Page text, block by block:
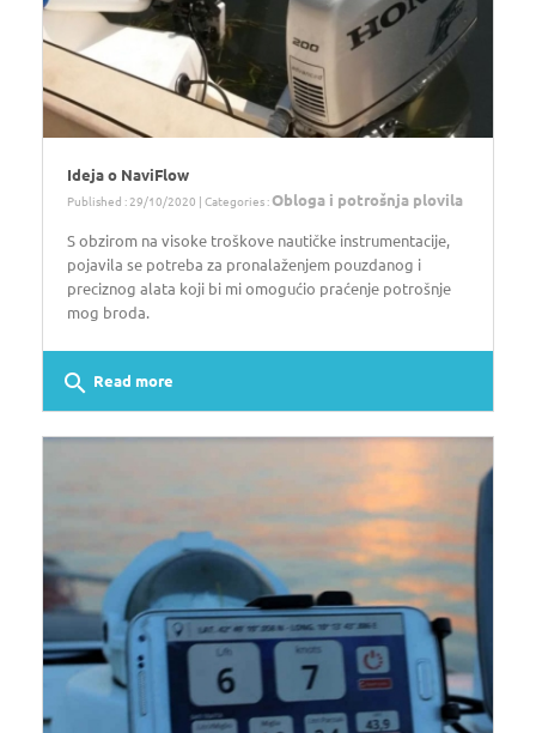
Ideja o NaviFlow
Published : 29/10/2020 | Categories :Obloga i potrošnja plovila
S obzirom na visoke troškove nautičke instrumentacije,
pojavila se potreba za pronalaženjem pouzdanog i
preciznog alata koji bi mi omogućio praćenje potrošnje
mog broda.
search Read more